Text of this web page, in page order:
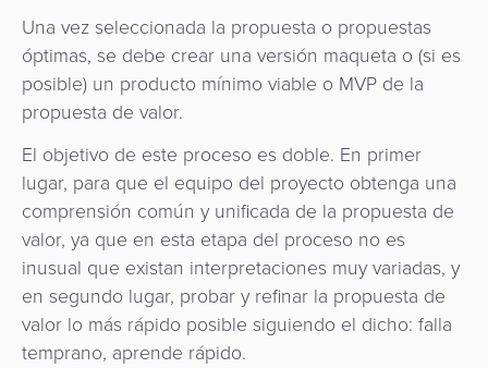
Una vez seleccionada la propuesta o propuestas
óptimas, se debe crear una versión maqueta o (si es
posible) un producto mínimo viable o MVP de la
propuesta de valor.
El objetivo de este proceso es doble. En primer
lugar, para que el equipo del proyecto obtenga una
comprensión común y unificada de la propuesta de
valor, ya que en esta etapa del proceso no es
inusual que existan interpretaciones muy variadas, y
en segundo lugar, probar y refinar la propuesta de
valor lo más rápido posible siguiendo el dicho: falla
temprano, aprende rápido.